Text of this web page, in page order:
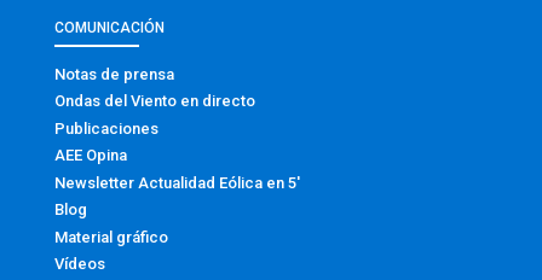
COMUNICACIÓN
Notas de prensa
Ondas del Viento en directo
Publicaciones
AEE Opina
Newsletter Actualidad Eólica en 5′
Blog
Material gráfico
Vídeos